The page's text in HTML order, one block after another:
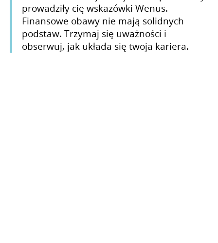
prowadziły cię wskazówki Wenus.
Finansowe obawy nie mają solidnych
podstaw. Trzymaj się uważności i
obserwuj, jak układa się twoja kariera.